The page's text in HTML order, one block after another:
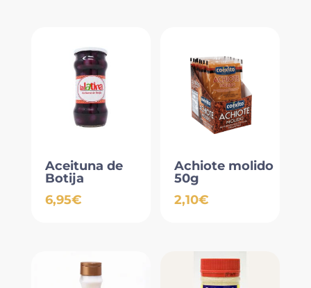
Aceituna de
Botija
6,95€
Achiote molido
50g
2,10€